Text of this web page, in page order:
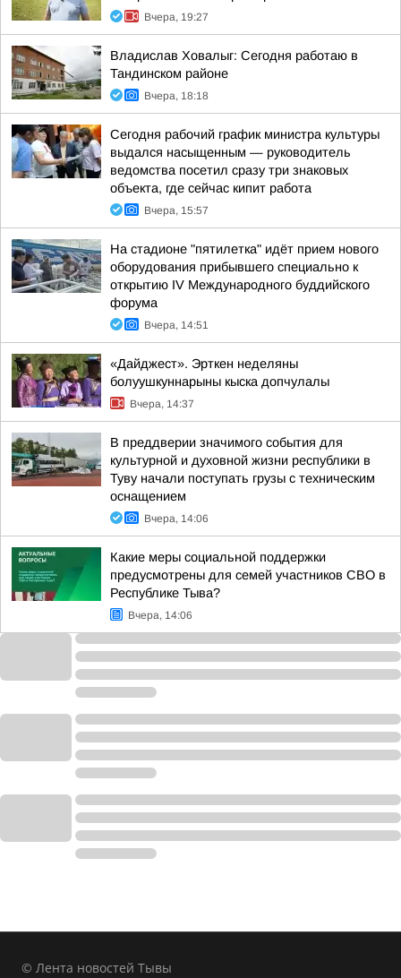
Вчера, 19:27
Владислав Ховалыг: Сегодня работаю в
Тандинском районе
Вчера, 18:18
Сегодня рабочий график министра культуры
выдался насыщенным — руководитель
ведомства посетил сразу три знаковых
объекта, где сейчас кипит работа
Вчера, 15:57
На стадионе "пятилетка" идёт прием нового
оборудования прибывшего специально к
открытию IV Международного буддийского
форума
Вчера, 14:51
«Дайджест». Эрткен неделяны
болуушкуннарыны кыска допчулалы
Вчера, 14:37
В преддверии значимого события для
культурной и духовной жизни республики в
Туву начали поступать грузы с техническим
оснащением
Вчера, 14:06
Какие меры социальной поддержки
предусмотрены для семей участников СВО в
Республике Тыва?
Вчера, 14:06
© Лента новостей Тывы